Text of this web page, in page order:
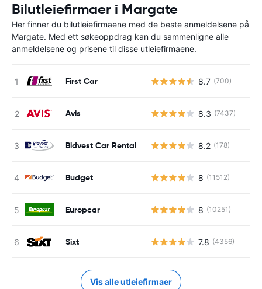
Bilutleiefirmaer i Margate
Her finner du bilutleiefirmaene med de beste anmeldelsene på
Margate. Med ett søkeoppdrag kan du sammenligne alle
anmeldelsene og prisene til disse utleiefirmaene.
First Car 8.7 (700)
Avis 8.3 (7437)
Bidvest Car Rental 8.2 (178)
Budget 8 (11512)
Europcar 8 (10251)
Sixt 7.8 (4356)
Vis alle utleiefirmaer